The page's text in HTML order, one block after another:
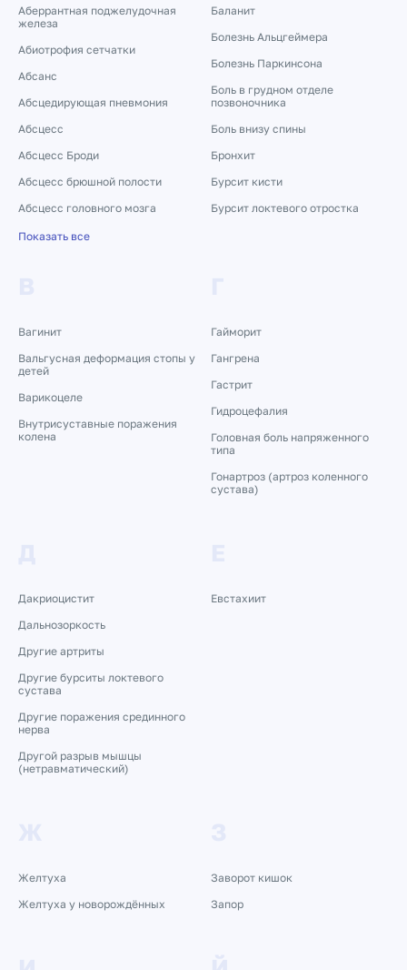
Аберрантная поджелудочная
железа
Абиотрофия сетчатки
Абсанс
Абсцедирующая пневмония
Абсцесс
Абсцесс Броди
Абсцесс брюшной полости
Абсцесс головного мозга
Показать все
Баланит
Болезнь Альцгеймера
Болезнь Паркинсона
Боль в грудном отделе
позвоночника
Боль внизу спины
Бронхит
Бурсит кисти
Бурсит локтевого отростка
Вагинит
Вальгусная деформация стопы у
детей
Варикоцеле
Внутрисуставные поражения
колена
Гайморит
Гангрена
Гастрит
Гидроцефалия
Головная боль напряженного
типа
Гонартроз (артроз коленного
сустава)
Дакриоцистит
Дальнозоркость
Другие артриты
Другие бурситы локтевого
сустава
Другие поражения срединного
нерва
Другой разрыв мышцы
(нетравматический)
Евстахиит
Желтуха
Желтуха у новорождённых
Заворот кишок
Запор